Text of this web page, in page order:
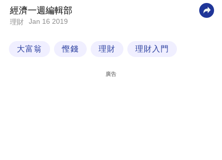
業
科
經濟一週編輯部
理財 Jan 16 2019
大富翁 慳錢 理財 理財入門
廣告